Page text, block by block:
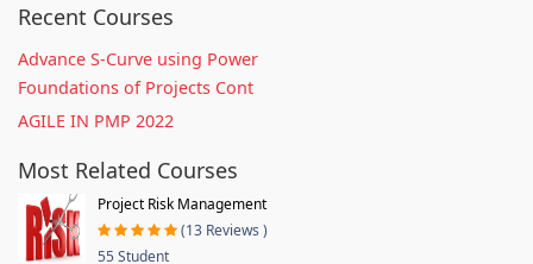
Recent Courses
Advance S-Curve using Power
Foundations of Projects Cont
AGILE IN PMP 2022
Most Related Courses
Project Risk Management
(13 Reviews )
55 Student